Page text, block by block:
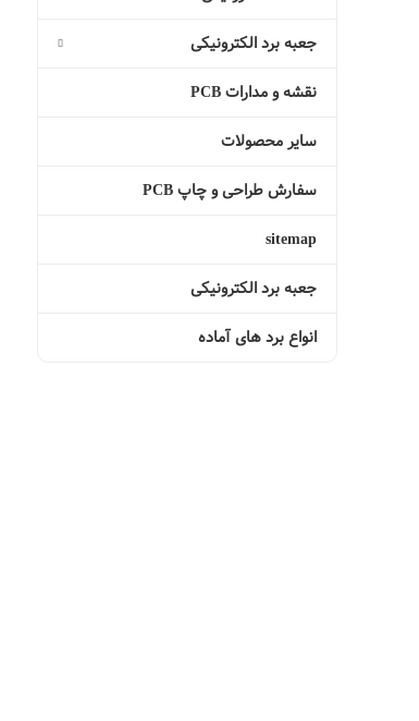
جعبه برد الکترونیکی
نقشه و مدارات PCB
سایر محصولات
سفارش طراحی و چاپ PCB
sitemap
جعبه برد الکترونیکی
انواع برد های آماده